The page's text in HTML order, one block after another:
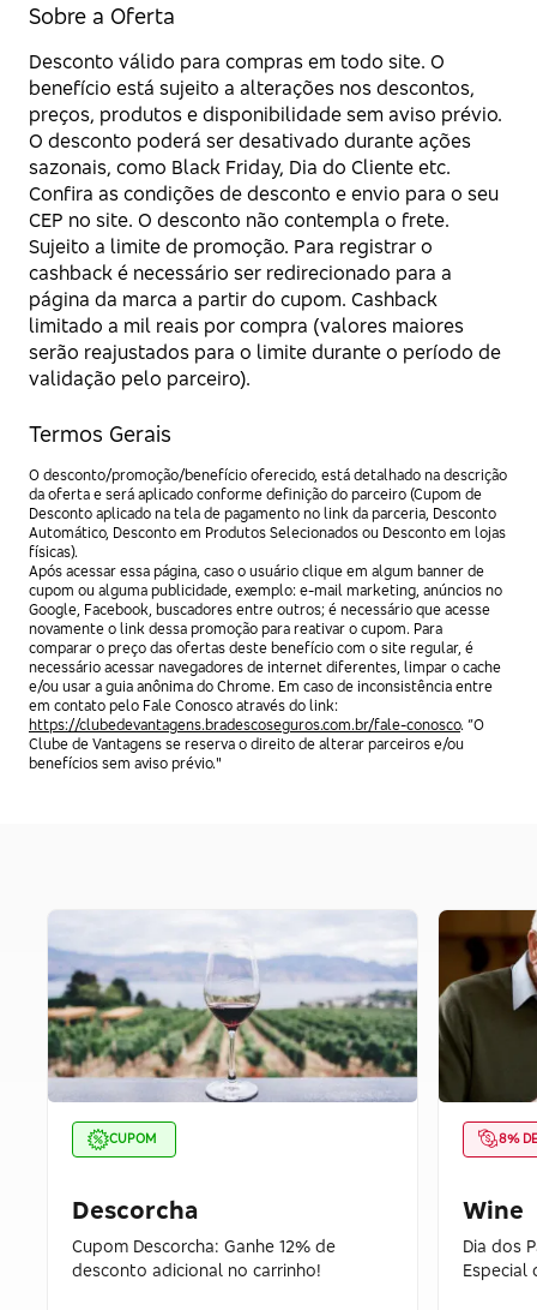
Sobre a Oferta
Desconto válido para compras em todo site. O
benefício está sujeito a alterações nos descontos,
preços, produtos e disponibilidade sem aviso prévio.
O desconto poderá ser desativado durante ações
sazonais, como Black Friday, Dia do Cliente etc.
Confira as condições de desconto e envio para o seu
CEP no site. O desconto não contempla o frete.
Sujeito a limite de promoção. Para registrar o
cashback é necessário ser redirecionado para a
página da marca a partir do cupom. Cashback
limitado a mil reais por compra (valores maiores
serão reajustados para o limite durante o período de
validação pelo parceiro).
Termos Gerais
O desconto/promoção/benefício oferecido, está detalhado na descrição
da oferta e será aplicado conforme definição do parceiro (Cupom de
Desconto aplicado na tela de pagamento no link da parceria, Desconto
Automático, Desconto em Produtos Selecionados ou Desconto em lojas
físicas).
Após acessar essa página, caso o usuário clique em algum banner de
cupom ou alguma publicidade, exemplo: e-mail marketing, anúncios no
Google, Facebook, buscadores entre outros; é necessário que acesse
novamente o link dessa promoção para reativar o cupom. Para
comparar o preço das ofertas deste benefício com o site regular, é
necessário acessar navegadores de internet diferentes, limpar o cache
e/ou usar a guia anônima do Chrome. Em caso de inconsistência entre
em contato pelo Fale Conosco através do link:
https://clubedevantagens.bradescoseguros.com.br/fale-conosco. “O
Clube de Vantagens se reserva o direito de alterar parceiros e/ou
benefícios sem aviso prévio."
CUPOM
Descorcha
Cupom Descorcha: Ganhe 12% de
desconto adicional no carrinho!
8%
Wine
Dia dos
Especial